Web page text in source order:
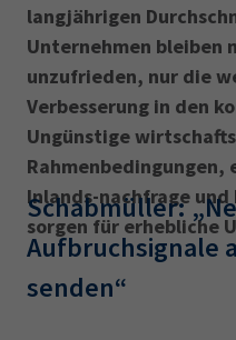
langjährigen
Unternehmen bleiben
unzufrieden, nur die
Verbesserung in den
Ungünstige
Rahmenbedingungen,
Inlands-nachfrage
sorgen für erhebliche
Schabmüller:
Aufbruchsignale
senden“